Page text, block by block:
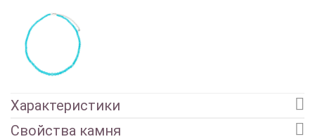
Характеристики
Свойства камня